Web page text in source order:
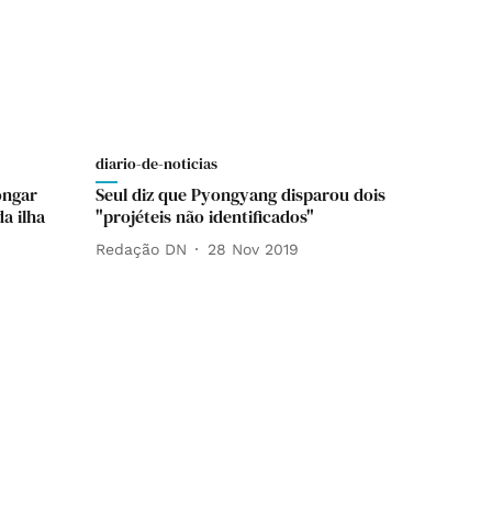
ilha
diario-de-noticias
Seul diz que Pyongyang disparou dois
"projéteis não identificados"
Redação DN 28 Nov 2019